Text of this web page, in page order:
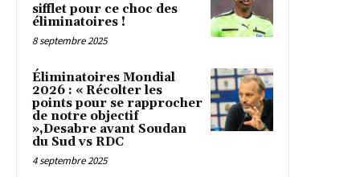
sifflet pour ce choc des
éliminatoires !
8 septembre 2025
Éliminatoires Mondial
2026 : « Récolter les
points pour se rapprocher
de notre objectif
»,Desabre avant Soudan
du Sud vs RDC
4 septembre 2025